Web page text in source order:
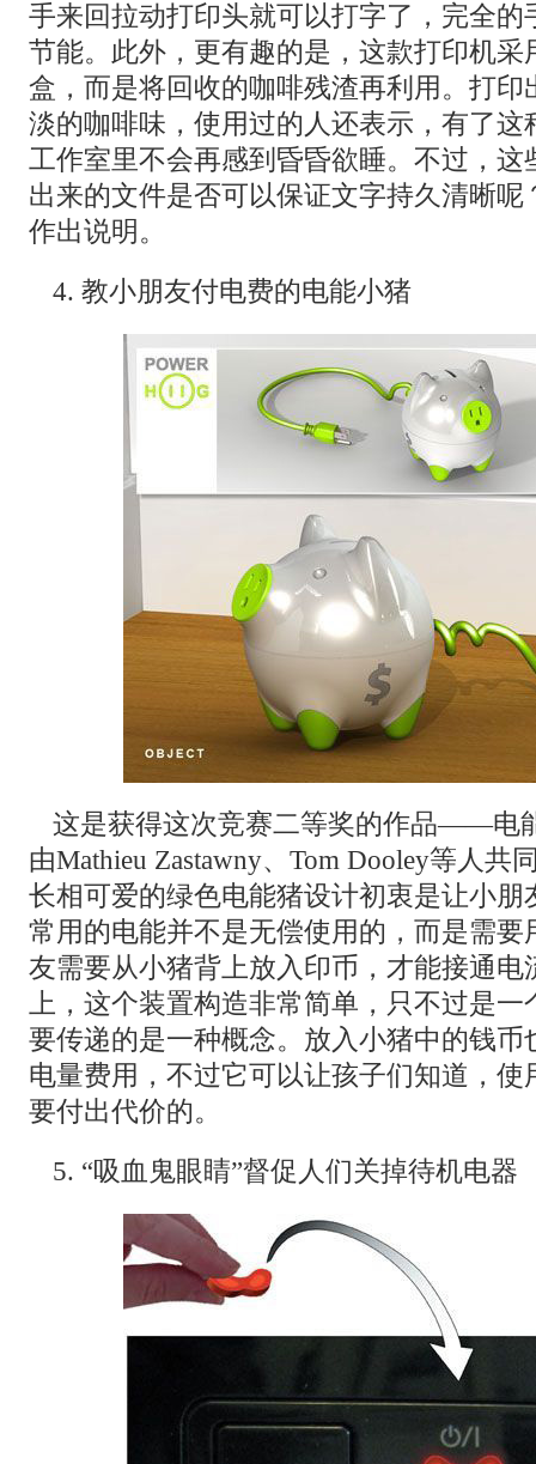
手来回拉动打印头就可以打字了，完全的
节能。此外，更有趣的是，这款打印机采
盒，而是将回收的咖啡残渣再利用。打印
淡的咖啡味，使用过的人还表示，有了这
工作室里不会再感到昏昏欲睡。不过，这
出来的文件是否可以保证文字持久清晰呢
作出说明。
4. 教小朋友付电费的电能小猪
这是获得这次竞赛二等奖的作品——电
由Mathieu Zastawny、Tom Dooley等人共
长相可爱的绿色电能猪设计初衷是让小朋
常用的电能并不是无偿使用的，而是需要
友需要从小猪背上放入印币，才能接通电
上，这个装置构造非常简单，只不过是一
要传递的是一种概念。放入小猪中的钱币
电量费用，不过它可以让孩子们知道，使
要付出代价的。
5. “吸血鬼眼睛”督促人们关掉待机电器